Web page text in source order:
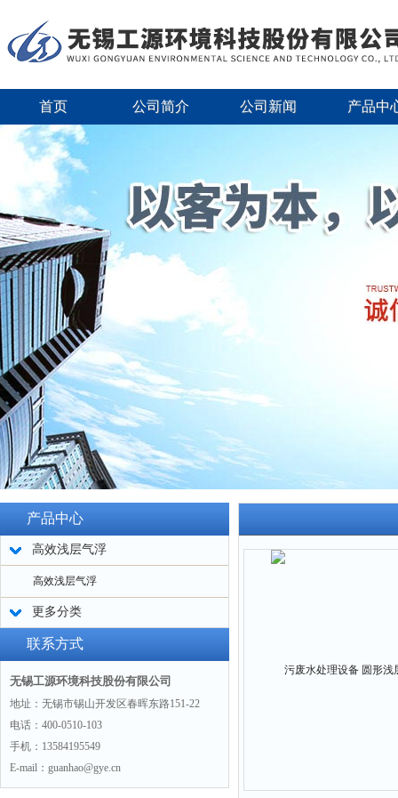
首页 公司简介 公司新闻 产品中
产品中心
高效浅层气浮
高效浅层气浮
更多分类
联系方式
无锡工源环境科技股份有限公司
地址：无锡市锡山开发区春晖东路151-22
电话：400-0510-103
手机：13584195549
E-mail：guanhao@gye.cn